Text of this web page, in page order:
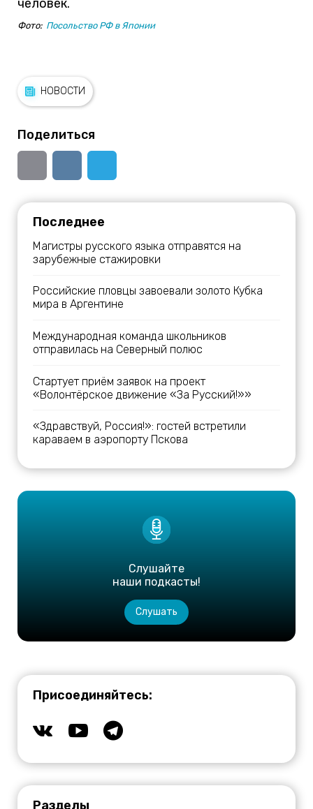
человек.
Фото: Посольство РФ в Японии
НОВОСТИ
Поделиться
Последнее
Магистры русского языка отправятся на
зарубежные стажировки
Российские пловцы завоевали золото Кубка
мира в Аргентине
Международная команда школьников
отправилась на Северный полюс
Стартует приём заявок на проект
«Волонтёрское движение «За Русский!»»
«Здравствуй, Россия!»: гостей встретили
караваем в аэропорту Пскова
Слушайте
наши подкасты!
Слушать
Присоединяйтесь:
Разделы